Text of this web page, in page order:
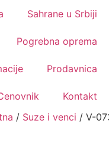
Sahrane u Srbiji
Pogrebna oprema
Prodavnica
Kontakt
/ Suze i venci / V-